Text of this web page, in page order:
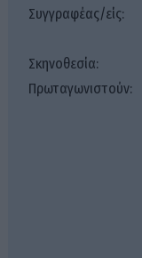
Συγγραφέας/είς:
Σκηνοθεσία:
Πρωταγωνιστούν: